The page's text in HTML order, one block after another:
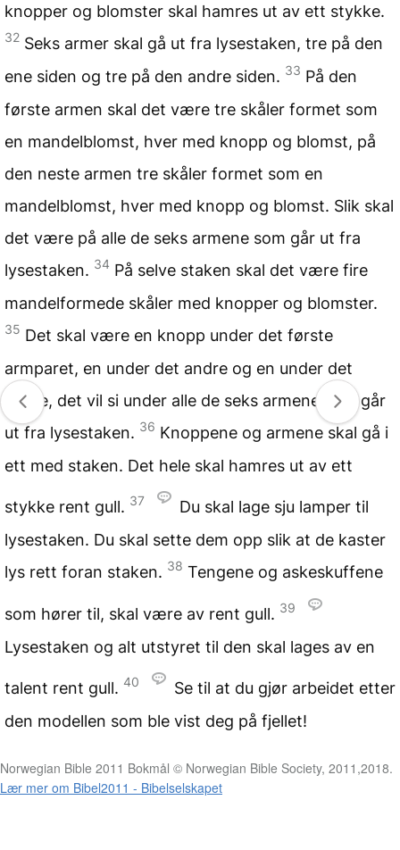
knopper og blomster skal hamres ut av ett stykke.
32 Seks armer skal gå ut fra lysestaken, tre på den
ene siden og tre på den andre siden. 33 På den
første armen skal det være tre skåler formet som
en mandelblomst, hver med knopp og blomst, på
den neste armen tre skåler formet som en
mandelblomst, hver med knopp og blomst. Slik skal
det være på alle de seks armene som går ut fra
lysestaken. 34 På selve staken skal det være fire
mandelformede skåler med knopper og blomster.
35 Det skal være en knopp under det første
armparet, en under det andre og en under det
tredje, det vil si under alle de seks armene som går
ut fra lysestaken. 36 Knoppene og armene skal gå i
ett med staken. Det hele skal hamres ut av ett
stykke rent gull. 37
Du skal lage sju lamper til
lysestaken. Du skal sette dem opp slik at de kaster
lys rett foran staken. 38 Tengene og askeskuffene
som hører til, skal være av rent gull. 39
Lysestaken og alt utstyret til den skal lages av en
talent rent gull. 40
Se til at du gjør arbeidet etter
den modellen som ble vist deg på fjellet!
Norwegian Bible 2011 Bokmål © Norwegian Bible Society, 2011,2018.
Lær mer om Bibel2011 - Bibelselskapet